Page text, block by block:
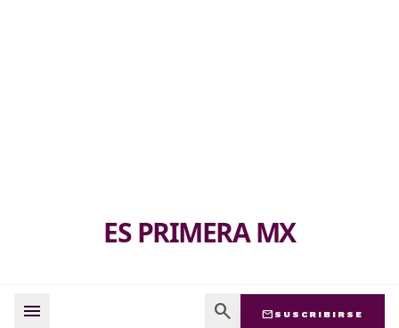
ES PRIMERA MX
menu search mail SUSCRIBIRSE